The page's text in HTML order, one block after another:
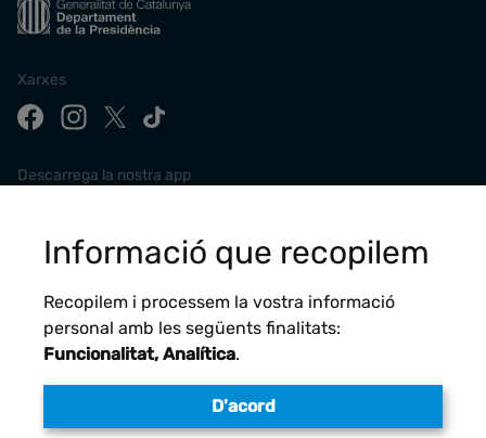
Xarxes
Descarrega la nostra app
Avís legal
Informació que recopilem
Recopilem i processem la vostra informació
personal amb les següents finalitats:
Funcionalitat, Analítica.
D'acord